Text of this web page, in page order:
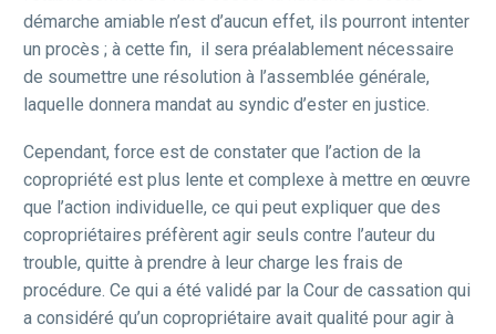
démarche amiable n’est d’aucun effet, ils pourront intenter
un procès ; à cette fin, il sera préalablement nécessaire
de soumettre une résolution à l’assemblée générale,
laquelle donnera mandat au syndic d’ester en justice.
Cependant, force est de constater que l’action de la
copropriété est plus lente et complexe à mettre en œuvre
que l’action individuelle, ce qui peut expliquer que des
copropriétaires préfèrent agir seuls contre l’auteur du
trouble, quitte à prendre à leur charge les frais de
procédure. Ce qui a été validé par la Cour de cassation qui
a considéré qu’un copropriétaire avait qualité pour agir à